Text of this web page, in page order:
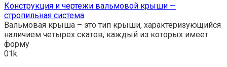
Конструкция и чертежи вальмовой крыши —
стропильная система
Вальмовая крыша – это тип крыши, характеризующийся
наличием четырех скатов, каждый из которых имеет
форму
01k.